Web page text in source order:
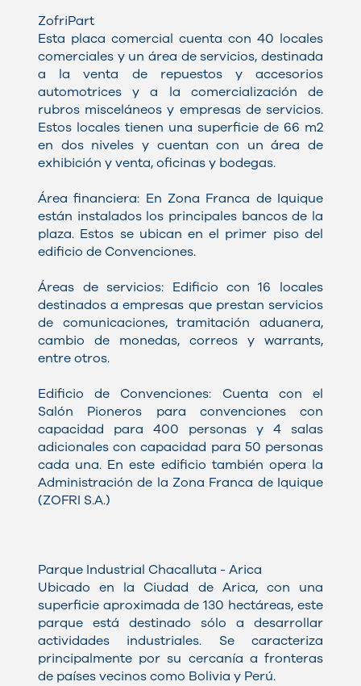
ZofriPart
Esta placa comercial cuenta con 40 locales
comerciales y un área de servicios, destinada
a la venta de repuestos y accesorios
automotrices y a la comercialización de
rubros misceláneos y empresas de servicios.
Estos locales tienen una superficie de 66 m2
en dos niveles y cuentan con un área de
exhibición y venta, oficinas y bodegas.
Área financiera: En Zona Franca de Iquique
están instalados los principales bancos de la
plaza. Estos se ubican en el primer piso del
edificio de Convenciones.
Áreas de servicios: Edificio con 16 locales
destinados a empresas que prestan servicios
de comunicaciones, tramitación aduanera,
cambio de monedas, correos y warrants,
entre otros.
Edificio de Convenciones: Cuenta con el
Salón Pioneros para convenciones con
capacidad para 400 personas y 4 salas
adicionales con capacidad para 50 personas
cada una. En este edificio también opera la
Administración de la Zona Franca de Iquique
(ZOFRI S.A.)
Parque Industrial Chacalluta - Arica
Ubicado en la Ciudad de Arica, con una
superficie aproximada de 130 hectáreas, este
parque está destinado sólo a desarrollar
actividades industriales. Se caracteriza
principalmente por su cercanía a fronteras
de países vecinos como Bolivia y Perú.